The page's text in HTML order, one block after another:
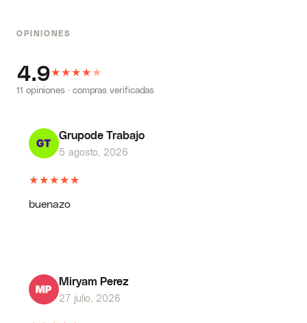
OPINIONES
4.9★★★★ ★
11 opiniones · compras verificadas
Grupode Trabajo
5 agosto, 2026
★★★★★
buenazo
Miryam Perez
27 julio, 2026